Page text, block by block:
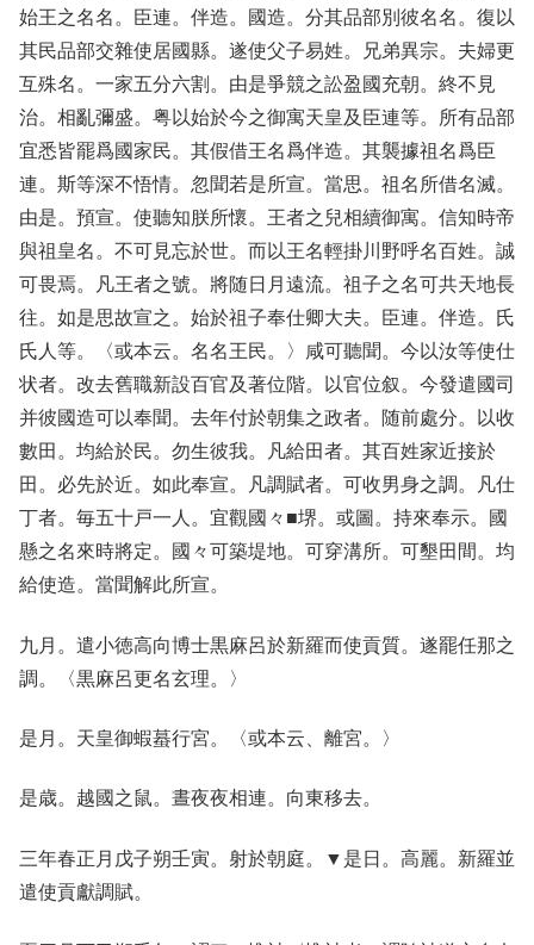
始王之名名。臣連。伴造。國造。分其品部別彼名名。復以
其民品部交雜使居國縣。遂使父子易姓。兄弟異宗。夫婦更
互殊名。一家五分六割。由是爭競之訟盈國充朝。終不見
治。相亂彌盛。粤以始於今之御寓天皇及臣連等。所有品部
宜悉皆罷爲國家民。其假借王名爲伴造。其襲據祖名爲臣
連。斯等深不悟情。忽聞若是所宣。當思。祖名所借名滅。
由是。預宣。使聽知朕所懷。王者之兒相續御寓。信知時帝
與祖皇名。不可見忘於世。而以王名輕掛川野呼名百姓。誠
可畏焉。凡王者之號。將随日月遠流。祖子之名可共天地長
往。如是思故宣之。始於祖子奉仕卿大夫。臣連。伴造。氏
氏人等。〈或本云。名名王民。〉咸可聽聞。今以汝等使仕
状者。改去舊職新設百官及著位階。以官位叙。今發遣國司
并彼國造可以奉聞。去年付於朝集之政者。随前處分。以收
數田。均給於民。勿生彼我。凡給田者。其百姓家近接於
田。必先於近。如此奉宣。凡調賦者。可收男身之調。凡仕
丁者。毎五十戸一人。宜觀國々■堺。或圖。持來奉示。國
懸之名來時將定。國々可築堤地。可穿溝所。可墾田間。均
給使造。當聞解此所宣。
九月。遣小徳高向博士黒麻呂於新羅而使貢質。遂罷任那之
調。〈黒麻呂更名玄理。〉
是月。天皇御蝦蟇行宮。〈或本云、離宮。〉
是歳。越國之鼠。晝夜夜相連。向東移去。
三年春正月戊子朔壬寅。射於朝庭。▼是日。高麗。新羅並
遣使貢獻調賦。